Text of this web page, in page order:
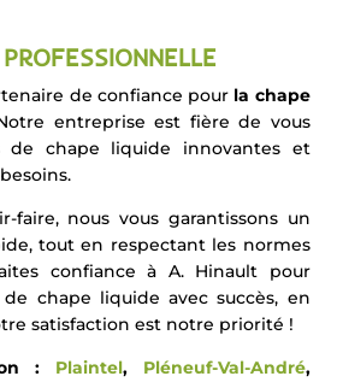
de confiance pour la chape
entreprise est fière de vous
de chape liquide innovantes et
faire, nous vous garantissons un
tout en respectant les normes
confiance à A. Hinault pour
chape liquide avec succès, en
satisfaction est notre priorité !
: Plaintel, Pléneuf-Val-André,